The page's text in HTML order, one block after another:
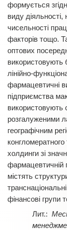
формується
виду
чисельності
факторів тощо.
оптових
використовують
лінійно-
фармацевтичні
підприємства
використовують
розгалуженими
географічним
конгломератного
холдинги зі
фармацевтичній
містять
фінансові групи